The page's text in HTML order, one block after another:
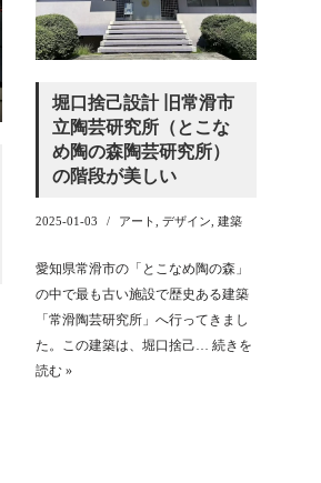
堀口捨己設計 旧常滑市
立陶芸研究所（とこな
め陶の森陶芸研究所）
の階段が美しい
2025-01-03 アート ,デザイン ,建築
愛知県常滑市の「とこなめ陶の森」
の中で最も古い施設で歴史ある建築
「常滑陶芸研究所」へ行ってきまし
た。この建築は、堀口捨己…続きを
読む »